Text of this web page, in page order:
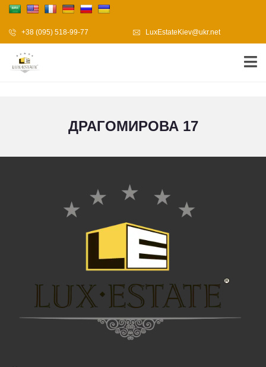
+38 (095) 518-99-77 LuxEstateKiev@ukr.net
ДРАГОМИРОВА 17